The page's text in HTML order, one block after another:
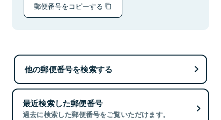
郵便番号をコピーする
他の郵便番号を検索する
最近検索した郵便番号
過去に検索した郵便番号をご覧いただけます。